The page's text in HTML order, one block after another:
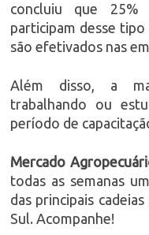
concluiu que 25%
participam desse
são efetivados nas
Além disso, a
trabalhando ou
período de
Mercado
todas as semanas
das principais
Sul. Acompanhe!